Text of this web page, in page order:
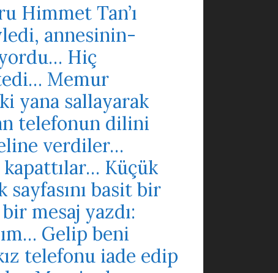
Himmet Tan’ı
annesinin-
Hiç
Memur
yana sallayarak
telefonun dilini
verdiler…
kapattılar… Küçük
basit bir
mesaj yazdı:
Gelip beni
telefonu iade edip